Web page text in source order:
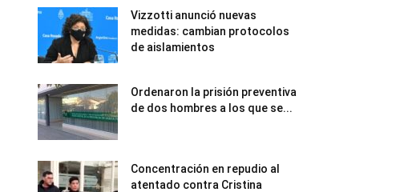
Vizzotti anunció nuevas
medidas: cambian protocolos
de aislamientos
Ordenaron la prisión preventiva
de dos hombres a los que se...
Concentración en repudio al
atentado contra Cristina